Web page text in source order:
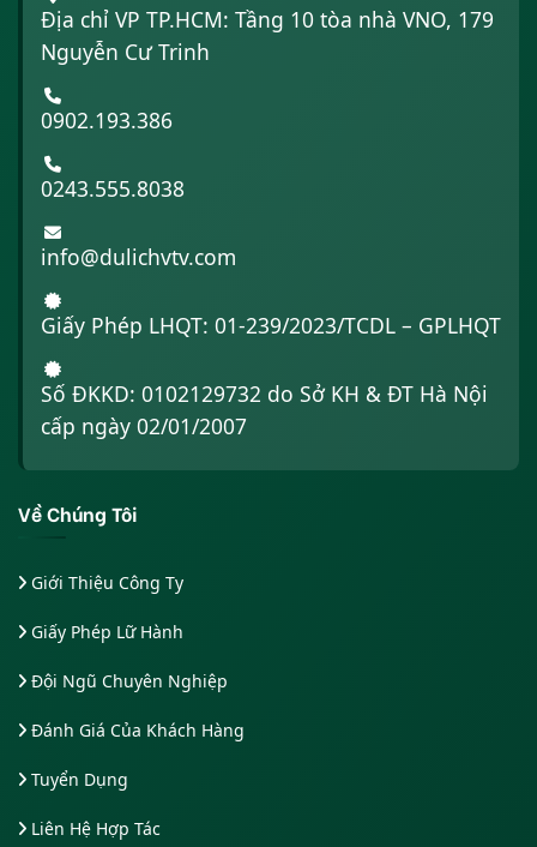
Địa chỉ VP TP.HCM: Tầng 10 tòa nhà VNO, 179
Nguyễn Cư Trinh
0902.193.386
0243.555.8038
info@dulichvtv.com
Giấy Phép LHQT: 01-239/2023/TCDL – GPLHQT
Số ĐKKD: 0102129732 do Sở KH & ĐT Hà Nội
cấp ngày 02/01/2007
Về Chúng Tôi
Giới Thiệu Công Ty
Giấy Phép Lữ Hành
Đội Ngũ Chuyên Nghiệp
Đánh Giá Của Khách Hàng
Tuyển Dụng
Liên Hệ Hợp Tác